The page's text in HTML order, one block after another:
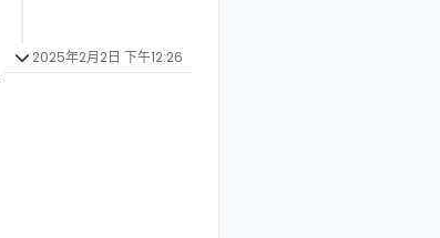
2025年2月2日 下午12:26